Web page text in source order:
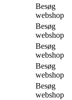
Besøg
webshop
Besøg
webshop
Besøg
webshop
Besøg
webshop
Besøg
webshop